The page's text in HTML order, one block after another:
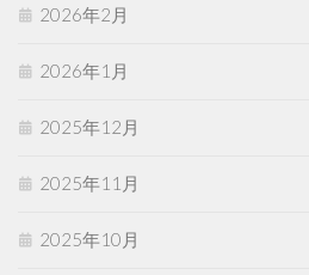
2026年2月
2026年1月
2025年12月
2025年11月
2025年10月